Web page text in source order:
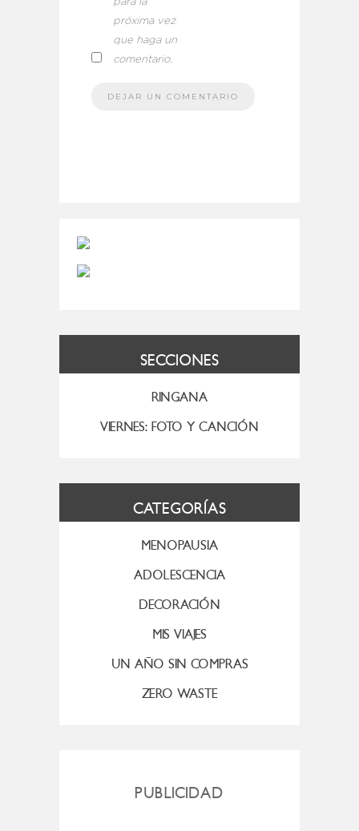
para la
próxima vez
que haga un
comentario.
SECCIONES
RINGANA
VIERNES: FOTO Y CANCIÓN
CATEGORÍAS
MENOPAUSIA
ADOLESCENCIA
DECORACIÓN
MIS VIAJES
UN AÑO SIN COMPRAS
ZERO WASTE
PUBLICIDAD